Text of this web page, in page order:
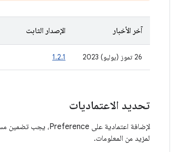
آخر الأخبار الإصدار الثابت
1.2.1
تحديد الاعتماديات
لإضافة اعتمادية على Preference، يجب تضمين مستودع Google Maven في مشروعك. اطّلِع على
لمزيد من المعلومات.